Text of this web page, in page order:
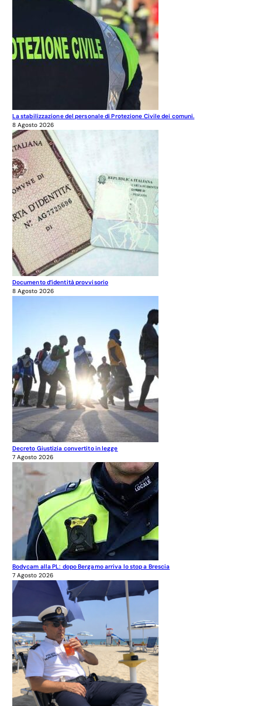
La stabilizzazione del personale di Protezione Civile dei comuni.
8 Agosto 2026
Documento d’identità provvisorio
8 Agosto 2026
Decreto Giustizia convertito in legge
7 Agosto 2026
Bodycam alla PL: dopo Bergamo arriva lo stop a Brescia
7 Agosto 2026